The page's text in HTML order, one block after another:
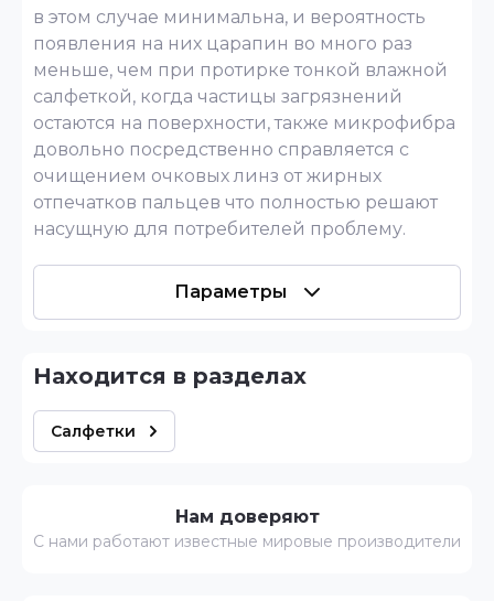
в этом случае минимальна, и вероятность
появления на них царапин во много раз
меньше, чем при протирке тонкой влажной
салфеткой, когда частицы загрязнений
остаются на поверхности, также микрофибра
довольно посредственно справляется с
очищением очковых линз от жирных
отпечатков пальцев что полностью решают
насущную для потребителей проблему.
Параметры
Находится в разделах
Салфетки
Нам доверяют
С нами работают известные мировые производители